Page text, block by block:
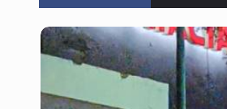
México no
Lamenta